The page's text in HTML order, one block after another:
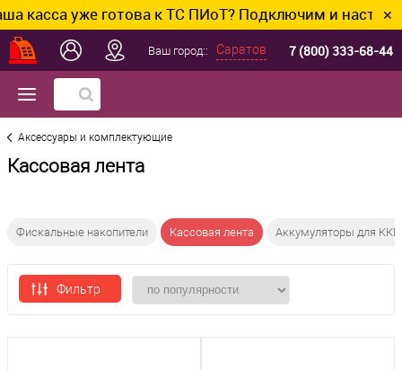
уже готова к ТС ПИоТ? Подключим и настроим✕
Ваш город:: Саратов 7 (800) 333-68-44
Аксессуары и комплектующие
Кассовая лента
Фискальные накопители Кассовая лента Аккумуляторы для ККМ
Фильтр